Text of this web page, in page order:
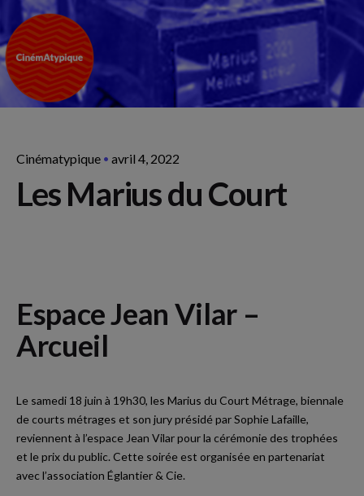
Cinématypique avril 4, 2022
Les Marius du Court
Espace Jean Vilar –
Arcueil
Le samedi 18 juin à 19h30, les Marius du Court Métrage, biennale
de courts métrages et son jury présidé par Sophie Lafaille,
reviennent à l’espace Jean Vilar pour la cérémonie des trophées
et le prix du public. Cette soirée est organisée en partenariat
avec l’association Églantier & Cie.